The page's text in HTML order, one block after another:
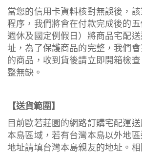
當您的信用卡資料核對無誤後，
程序，我們將會在付款完成後的
週休及國定例假日）將商品宅配
址，為了保護商品的完整，我們
的商品，收到貨後請立即開箱檢
整無缺。
【送貨範圍】
目前歐若莊園的網路訂購宅配運
本島區域，若有台灣本島以外地
地址請填台灣本島親友的地址。